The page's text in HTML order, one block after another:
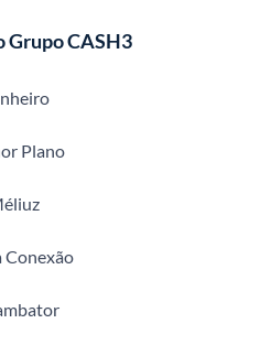
Grupo CASH3
Plano
Conexão